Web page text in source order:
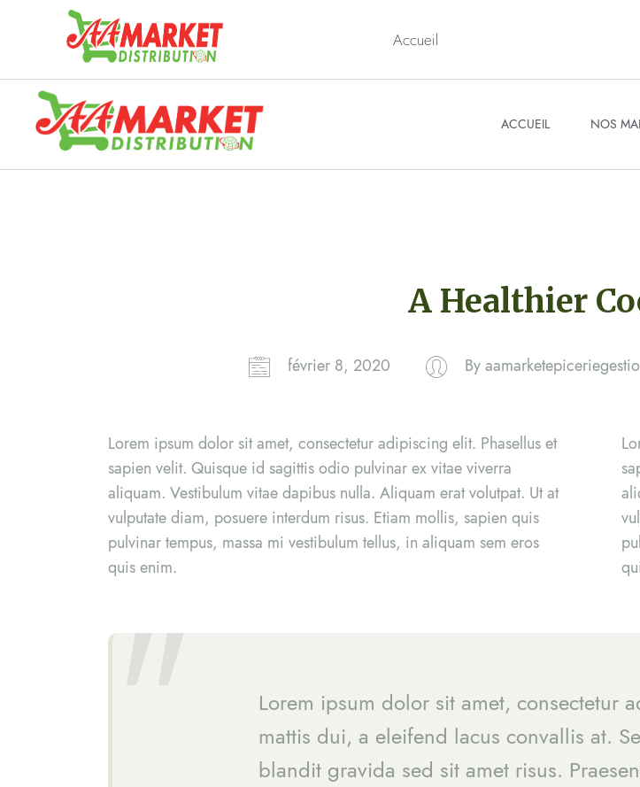
Accueil
ACCUEIL NOS
A Healthier
février 8, 2020 By
Lorem ipsum dolor sit amet, consectetur adipiscing elit. Phasellus et
sapien velit. Quisque id sagittis odio pulvinar ex vitae viverra
aliquam. Vestibulum vitae dapibus nulla. Aliquam erat volutpat. Ut at
vulputate diam, posuere interdum risus. Etiam mollis, sapien quis
pulvinar tempus, massa mi vestibulum tellus, in aliquam sem eros
quis enim.
Lorem ipsum dolor sit amet, consectetur
mattis dui, a eleifend lacus convallis at.
blandit gravida sed sit amet risus.